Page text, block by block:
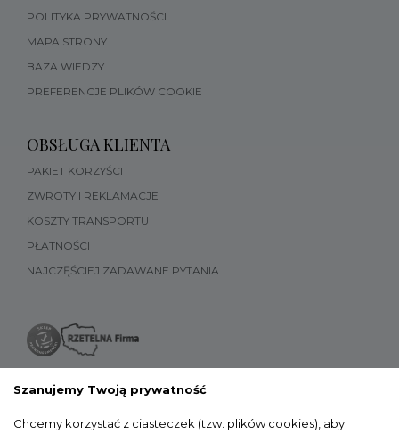
POLITYKA PRYWATNOŚCI
MAPA STRONY
BAZA WIEDZY
PREFERENCJE PLIKÓW COOKIE
OBSŁUGA KLIENTA
PAKIET KORZYŚCI
ZWROTY I REKLAMACJE
KOSZTY TRANSPORTU
PŁATNOŚCI
NAJCZĘŚCIEJ ZADAWANE PYTANIA
Szanujemy Twoją prywatność
Chcemy korzystać z ciasteczek (tzw. plików cookies), aby